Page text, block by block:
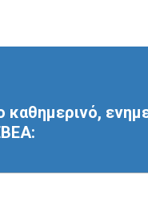
καθημερινό,